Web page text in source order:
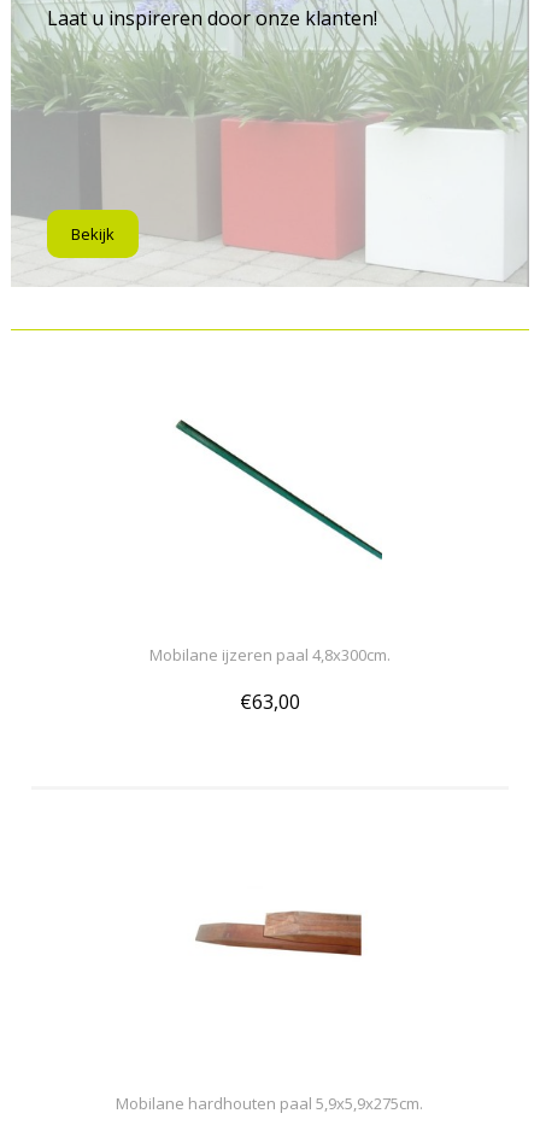
Laat u inspireren door onze klanten!
Bekijk
Mobilane ijzeren paal 4,8x300cm.
€63,00
Mobilane hardhouten paal 5,9x5,9x275cm.